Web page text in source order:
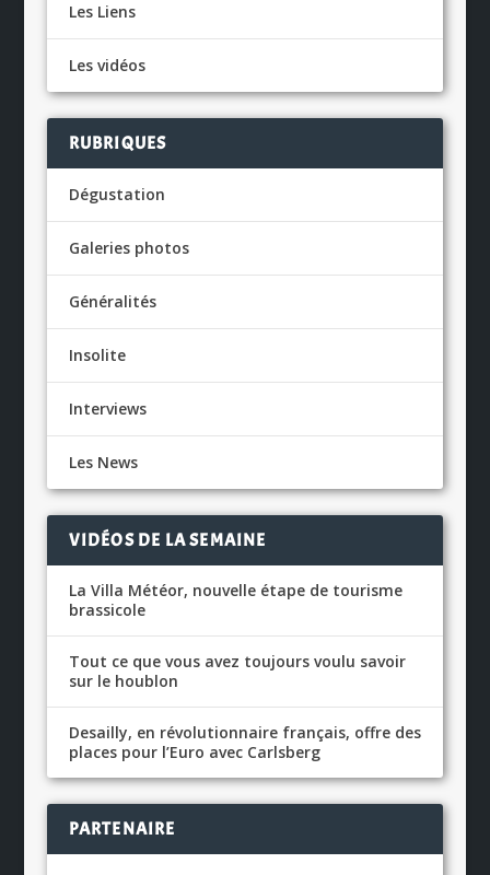
Les Liens
Les vidéos
RUBRIQUES
Dégustation
Galeries photos
Généralités
Insolite
Interviews
Les News
VIDÉOS DE LA SEMAINE
La Villa Météor, nouvelle étape de tourisme
brassicole
Tout ce que vous avez toujours voulu savoir
sur le houblon
Desailly, en révolutionnaire français, offre des
places pour l’Euro avec Carlsberg
PARTENAIRE